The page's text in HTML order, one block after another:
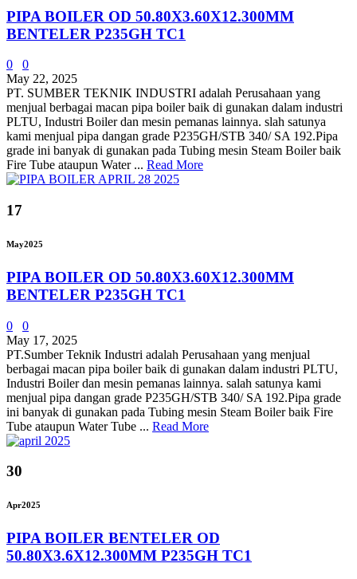
PIPA BOILER OD 50.80X3.60X12.300MM
BENTELER P235GH TC1
0
0
May 22, 2025
PT. SUMBER TEKNIK INDUSTRI adalah Perusahaan yang
menjual berbagai macan pipa boiler baik di gunakan dalam industri
PLTU, Industri Boiler dan mesin pemanas lainnya. slah satunya
kami menjual pipa dangan grade P235GH/STB 340/ SA 192.Pipa
grade ini banyak di gunakan pada Tubing mesin Steam Boiler baik
Fire Tube ataupun Water ... Read More
17
May2025
PIPA BOILER OD 50.80X3.60X12.300MM
BENTELER P235GH TC1
0
0
May 17, 2025
PT.Sumber Teknik Industri adalah Perusahaan yang menjual
berbagai macan pipa boiler baik di gunakan dalam industri PLTU,
Industri Boiler dan mesin pemanas lainnya. salah satunya kami
menjual pipa dangan grade P235GH/STB 340/ SA 192.Pipa grade
ini banyak di gunakan pada Tubing mesin Steam Boiler baik Fire
Tube ataupun Water Tube ... Read More
30
Apr2025
PIPA BOILER BENTELER OD
50.80X3.6X12.300MM P235GH TC1